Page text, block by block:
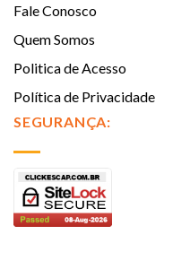
Fale Conosco
Quem Somos
Politica de Acesso
Política de Privacidade
SEGURANÇA: